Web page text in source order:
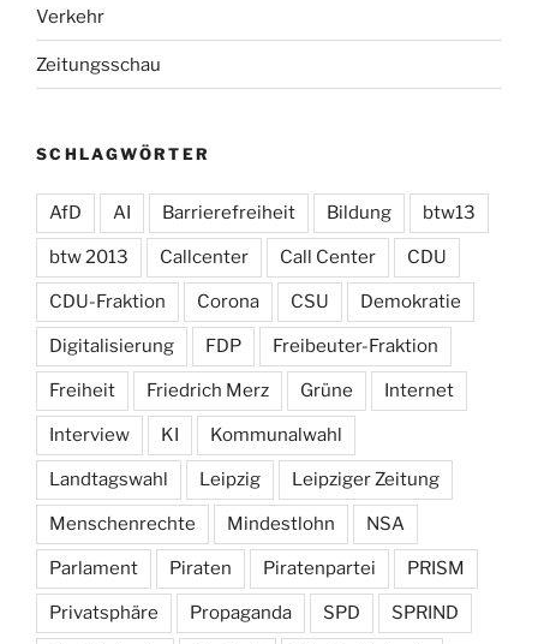
Verkehr
Zeitungsschau
SCHLAGWÖRTER
AfD AI Barrierefreiheit Bildung btw13
btw 2013 Callcenter Call Center CDU
CDU-Fraktion Corona CSU Demokratie
Digitalisierung FDP Freibeuter-Fraktion
Freiheit Friedrich Merz Grüne Internet
Interview KI Kommunalwahl
Landtagswahl Leipzig Leipziger Zeitung
Menschenrechte Mindestlohn NSA
Parlament Piraten Piratenpartei PRISM
Privatsphäre Propaganda SPD SPRIND